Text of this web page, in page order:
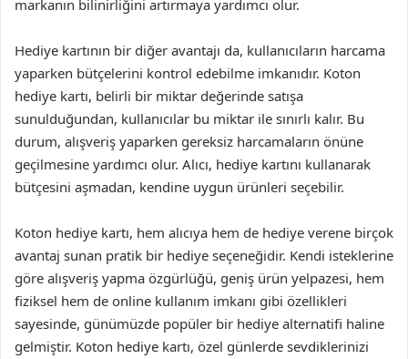
markanın bilinirliğini artırmaya yardımcı olur.
Hediye kartının bir diğer avantajı da, kullanıcıların harcama
yaparken bütçelerini kontrol edebilme imkanıdır. Koton
hediye kartı, belirli bir miktar değerinde satışa
sunulduğundan, kullanıcılar bu miktar ile sınırlı kalır. Bu
durum, alışveriş yaparken gereksiz harcamaların önüne
geçilmesine yardımcı olur. Alıcı, hediye kartını kullanarak
bütçesini aşmadan, kendine uygun ürünleri seçebilir.
Koton hediye kartı, hem alıcıya hem de hediye verene birçok
avantaj sunan pratik bir hediye seçeneğidir. Kendi isteklerine
göre alışveriş yapma özgürlüğü, geniş ürün yelpazesi, hem
fiziksel hem de online kullanım imkanı gibi özellikleri
sayesinde, günümüzde popüler bir hediye alternatifi haline
gelmiştir. Koton hediye kartı, özel günlerde sevdiklerinizi